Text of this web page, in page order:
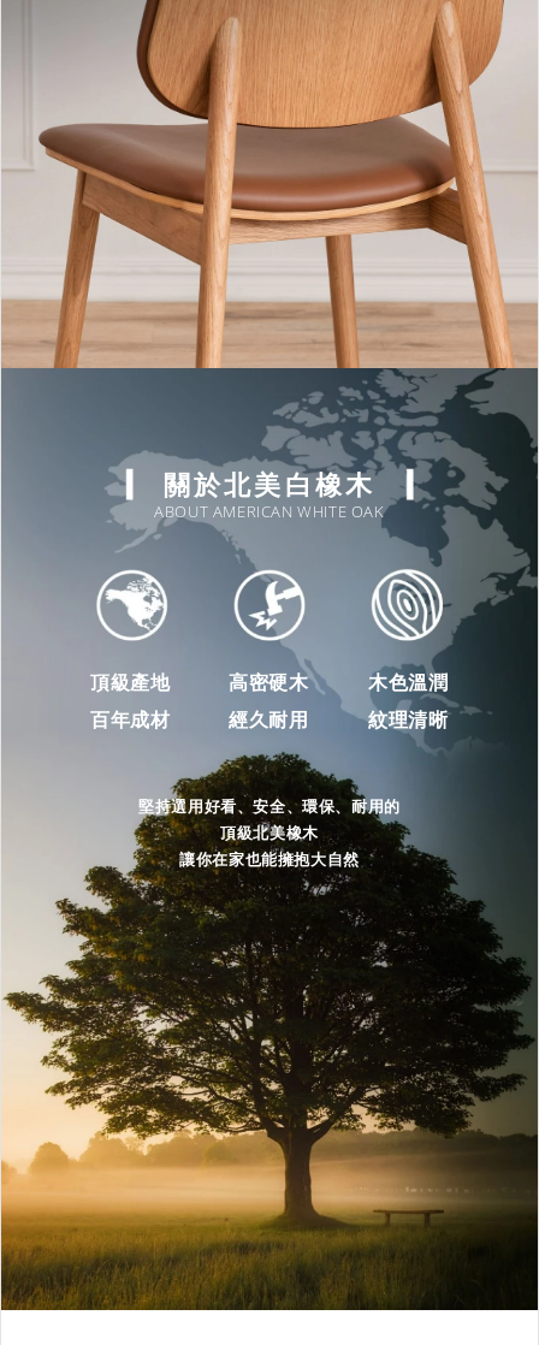
關於北美白橡木
ABOUT AMERICAN WHITE OAK
頂級產地
百年成材
高密硬木
經久耐用
木色溫潤
紋理清晰
堅持選用好看、安全、環保、耐用的
頂級北美橡木
讓你在家也能擁抱大自然